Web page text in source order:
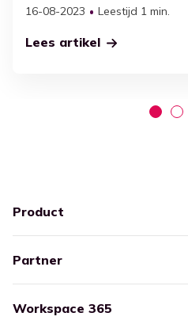
16-08-2023 Leestijd 1 min.
Lees artikel
Product
Partner
Workspace 365